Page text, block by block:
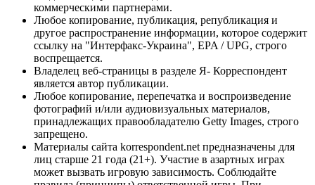
коммерческими партнерами.
Любое копирование, публикация, републикация и
другое распространение информации, которое содержит
ссылку на "Интерфакс-Украина", EPA / UPG, строго
воспрещается.
Владелец веб-страницы в разделе Я- Корреспондент
является автор публикации.
Любое копирование, перепечатка и воспроизведение
фотографий и/или аудиовизуальных материалов,
принадлежащих правообладателю Getty Images, строго
запрещено.
Материалы сайта korrespondent.net предназначены для
лиц старше 21 года (21+). Участие в азартных играх
может вызвать игровую зависимость. Соблюдайте